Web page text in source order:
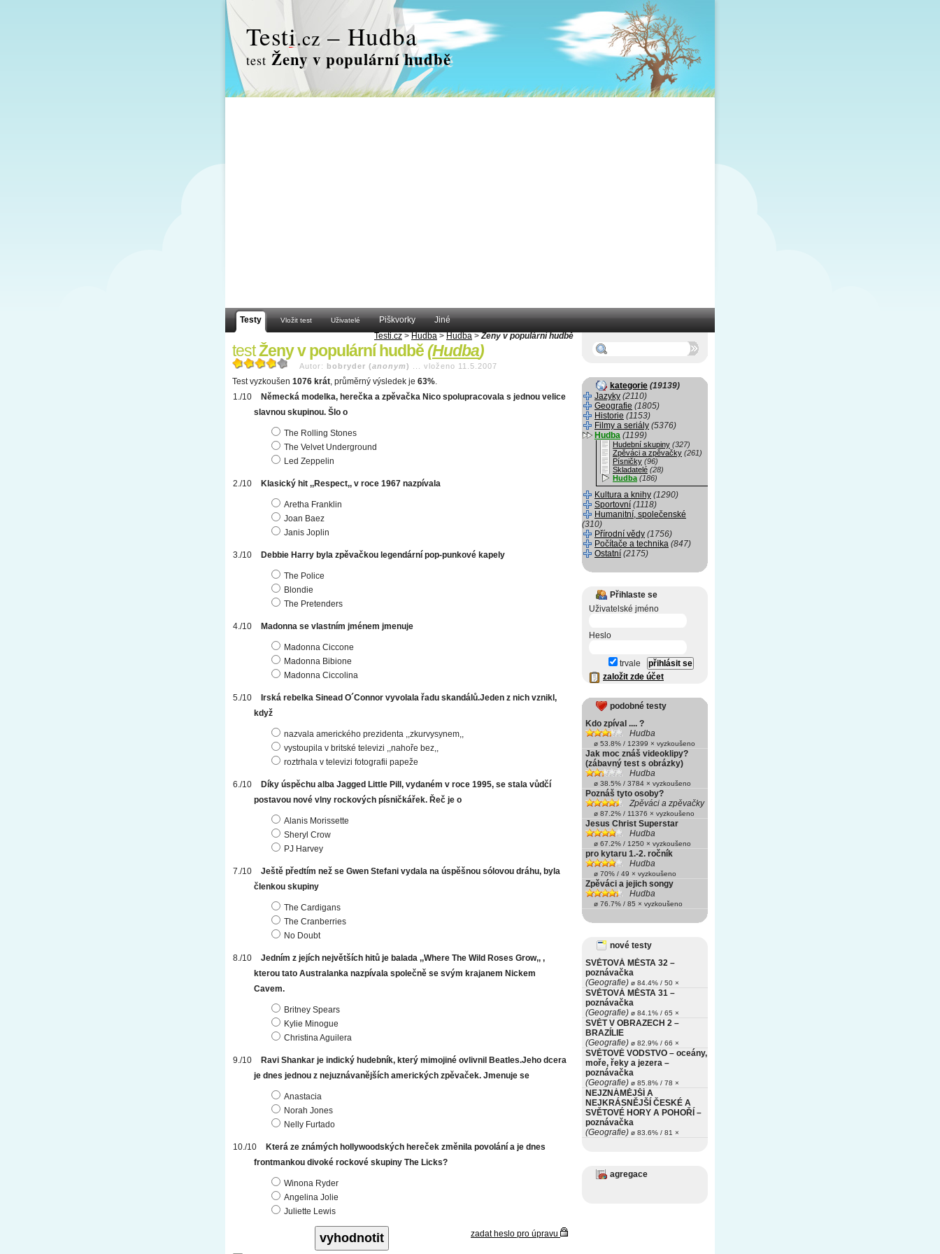
Testi.cz – Hudba
test Ženy v populární hudbě
Testy Vložit test Uživatelé Piškvorky
Jiné
Testi.cz > Hudba > Hudba >Ženy v populární hudbě
testŽeny v populární hudbě(Hudba)
Autor: bobryder (anonym) vloženo 11.5.2007
Test vyzkoušen 1076 krát, průměrný výsledek je 63%.
Německá modelka, herečka a zpěvačka Nico spolupracovala s jednou velice
slavnou skupinou. Šlo o
The Rolling Stones
The Velvet Underground
Led Zeppelin
Klasický hit ,,Respect,, v roce 1967 nazpívala
Aretha Franklin
Joan Baez
Janis Joplin
Debbie Harry byla zpěvačkou legendární pop-punkové kapely
The Police
Blondie
The Pretenders
Madonna se vlastním jménem jmenuje
Madonna Ciccone
Madonna Bibione
Madonna Ciccolina
Irská rebelka Sinead O´Connor vyvolala řadu skandálů.Jeden z nich vznikl,
když
nazvala amerického prezidenta ,,zkurvysynem,,
vystoupila v britské televizi ,,nahoře bez,,
roztrhala v televizi fotografii papeže
Díky úspěchu alba Jagged Little Pill, vydaném v roce 1995, se stala vůdčí
postavou nové vlny rockových písničkářek. Řeč je o
Alanis Morissette
Sheryl Crow
PJ Harvey
Ještě předtím než se Gwen Stefani vydala na úspěšnou sólovou dráhu, byla
členkou skupiny
The Cardigans
The Cranberries
No Doubt
Jedním z jejích největších hitů je balada ,,Where The Wild Roses Grow,, ,
kterou tato Australanka nazpívala společně se svým krajanem Nickem
Cavem.
Britney Spears
Kylie Minogue
Christina Aguilera
Ravi Shankar je indický hudebník, který mimojiné ovlivnil Beatles.Jeho dcera
je dnes jednou z nejuznávanějších amerických zpěvaček. Jmenuje se
Anastacia
Norah Jones
Nelly Furtado
Která ze známých hollywoodských hereček změnila povolání a je dnes
frontmankou divoké rockové skupiny The Licks?
Winona Ryder
Angelina Jolie
Juliette Lewis
zadat heslo pro úpravu
kategorie (19139)
Jazyky (2110)
Geografie (1805)
Historie (1153)
Filmy a seriály (5376)
Hudba (1199)
Hudební skupiny (327)
Zpěváci a zpěvačky (261)
Písničky (96)
Skladatelé (28)
Hudba (186)
Kultura a knihy (1290)
Sportovní (1118)
Humanitní, společenské
(310)
Přírodní vědy (1756)
Počítače a technika (847)
Ostatní (2175)
Přihlaste se
Uživatelské jméno
Heslo
trvale
založit zde účet
podobné testy
Kdo zpíval .... ?
Hudba
ø 53.8% / 12399 × vyzkoušeno
Jak moc znáš videoklipy?
(zábavný test s obrázky)
Hudba
ø 38.5% / 3784 × vyzkoušeno
Poznáš tyto osoby?
Zpěváci a zpěvačky
ø 87.2% / 11376 × vyzkoušeno
Jesus Christ Superstar
Hudba
ø 67.2% / 1250 × vyzkoušeno
pro kytaru 1.-2. ročník
Hudba
ø 70% / 49 × vyzkoušeno
Zpěváci a jejich songy
Hudba
ø 76.7% / 85 × vyzkoušeno
nové testy
SVĚTOVÁ MĚSTA 32 –
poznávačka
(Geografie) ø 84.4% / 50 ×
SVĚTOVÁ MĚSTA 31 –
poznávačka
(Geografie) ø 84.1% / 65 ×
SVĚT V OBRAZECH 2 –
BRAZÍLIE
(Geografie) ø 82.9% / 66 ×
SVĚTOVÉ VODSTVO – oceány,
moře, řeky a jezera –
poznávačka
(Geografie) ø 85.8% / 78 ×
NEJZNÁMĚJŠÍ A
NEJKRÁSNĚJŠÍ ČESKÉ A
SVĚTOVÉ HORY A POHOŘÍ –
poznávačka
(Geografie) ø 83.6% / 81 ×
agregace